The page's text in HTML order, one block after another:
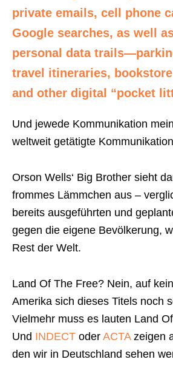
private emails, cell phone
Google searches, as well
personal data
travel itineraries,
and other digital “pocket
Und jewede Kommunikation
weltweit getätigte
Orson Wells‘ Big Brother sieht
frommes Lämmchen aus –
bereits ausgeführten und
gegen die eigene Bevölkerung,
Rest der Welt.
Land Of The Free? Nein, auf
Amerika sich dieses Titels noch
Vielmehr muss es lauten Land
Und INDECT oder ACTAzeigen
den wir in Deutschland sehen